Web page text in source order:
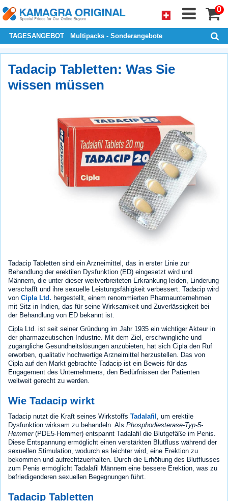
0
TAGESANGEBOT Multipacks - Sonderangebote
Tadacip Tabletten: Was Sie
wissen müssen
Tadacip Tabletten sind ein Arzneimittel, das in erster Linie zur
Behandlung der erektilen Dysfunktion (ED) eingesetzt wird und
Männern, die unter dieser weitverbreiteten Erkrankung leiden, Linderung
verschafft und ihre sexuelle Leistungsfähigkeit verbessert. Tadacip wird
von Cipla Ltd. hergestellt, einem renommierten Pharmaunternehmen
mit Sitz in Indien, das für seine Wirksamkeit und Zuverlässigkeit bei
der Behandlung von ED bekannt ist.
Cipla Ltd. ist seit seiner Gründung im Jahr 1935 ein wichtiger Akteur in
der pharmazeutischen Industrie. Mit dem Ziel, erschwingliche und
zugängliche Gesundheitslösungen anzubieten, hat sich Cipla den Ruf
erworben, qualitativ hochwertige Arzneimittel herzustellen. Das von
Cipla auf den Markt gebrachte Tadacip ist ein Beweis für das
Engagement des Unternehmens, den Bedürfnissen der Patienten
weltweit gerecht zu werden.
Wie Tadacip wirkt
Tadacip nutzt die Kraft seines Wirkstoffs Tadalafil , um erektile
Dysfunktion wirksam zu behandeln. Als Phosphodiesterase-Typ-5-
Hemmer(PDE5-Hemmer) entspannt Tadalafil die Blutgefäße im Penis.
Diese Entspannung ermöglicht einen verstärkten Blutfluss während der
sexuellen Stimulation, wodurch es leichter wird, eine Erektion zu
bekommen und aufrechtzuerhalten. Durch die Erhöhung des Blutflusses
zum Penis ermöglicht Tadalafil Männern eine bessere Erektion, was zu
befriedigenderen sexuellen Begegnungen führt.
Tadacip Tabletten